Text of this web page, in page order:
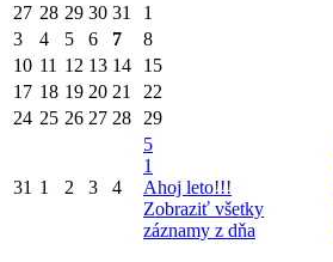
27 28 29 30 31 1
3
4 5 6 7 8
10 11 12 13 14 15
17 18 19 20 21 22
24 25 26 27 28 29
31 1 2 3 4
5
1
Ahoj leto!!!
Zobraziť všetky
záznamy z dňa